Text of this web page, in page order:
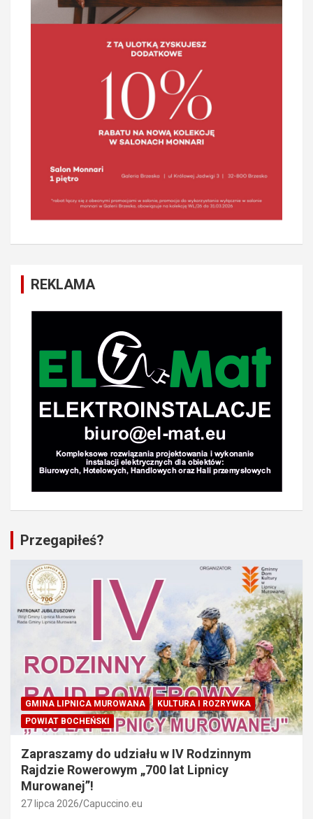
REKLAMA
Przegapiłeś?
GMINA LIPNICA MUROWANA
KULTURA I ROZRYWKA
POWIAT BOCHEŃSKI
Zapraszamy do udziału w IV Rodzinnym
Rajdzie Rowerowym „700 lat Lipnicy
Murowanej”!
27 lipca 2026 Capuccino.eu